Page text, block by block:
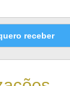
receber